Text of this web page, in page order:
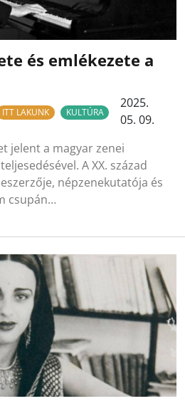
és emlékezete a
ITT LAKUNK KULTÚRA
2025.
05. 09.
jelent a magyar zenei
A XX. század
népzenekutatója és
csupán…